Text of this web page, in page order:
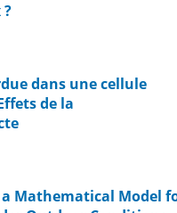
dans une cellule
de la
Mathematical Model